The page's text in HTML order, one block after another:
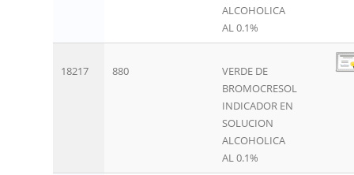
ALCOHOLICA
AL 0.1%
18217 880
VERDE DE
BROMOCRESOL
INDICADOR EN
SOLUCION
ALCOHOLICA
AL 0.1%